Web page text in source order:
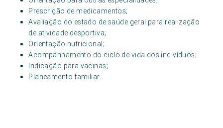
Prescrição de medicamentos;
Avaliação do estado de saúde geral para realização
de atividade desportiva;
Orientação nutricional;
Acompanhamento do ciclo de vida dos indivíduos;
Indicação para vacinas;
Planeamento familiar.